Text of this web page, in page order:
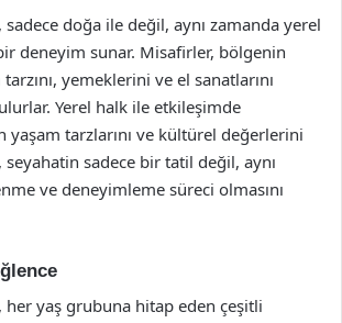
doğa ile değil, aynı zamanda yerel
deneyim sunar. Misafirler, bölgenin
yemeklerini ve el sanatlarını
Yerel halk ile etkileşimde
yaşam tarzlarını ve kültürel değerlerini
sadece bir tatil değil, aynı
ve deneyimleme süreci olmasını
her yaş grubuna hitap eden çeşitli